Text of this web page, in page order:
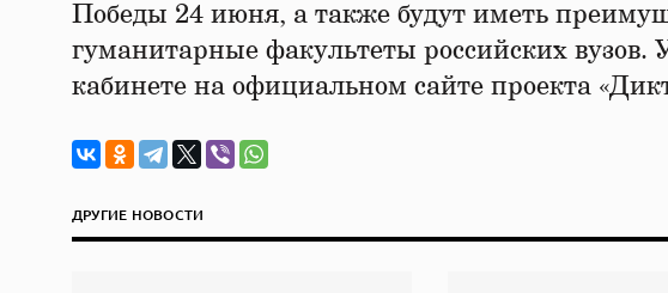
Победы 24 июня, а также будут иметь
гуманитарные факультеты российских вузов.
кабинете на официальном сайте проекта
ДРУГИЕ НОВОСТИ